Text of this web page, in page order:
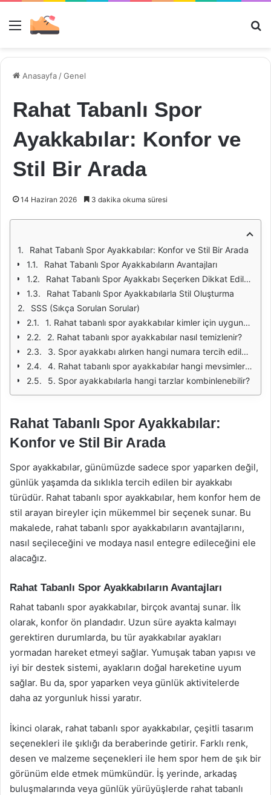
Menü
Anasayfa /Genel
Rahat Tabanlı Spor
Ayakkabılar: Konfor ve
Stil Bir Arada
14 Haziran 2026 3 dakika okuma süresi
Rahat Tabanlı Spor Ayakkabılar: Konfor ve Stil Bir Arada
Rahat Tabanlı Spor Ayakkabıların Avantajları
Rahat Tabanlı Spor Ayakkabı Seçerken Dikkat Edilmesi Gerekenler
Rahat Tabanlı Spor Ayakkabılarla Stil Oluşturma
SSS (Sıkça Sorulan Sorular)
1. Rahat tabanlı spor ayakkabılar kimler için uygundur?
2. Rahat tabanlı spor ayakkabılar nasıl temizlenir?
3. Spor ayakkabı alırken hangi numara tercih edilmelidir?
4. Rahat tabanlı spor ayakkabılar hangi mevsimlerde giyilebilir?
5. Spor ayakkabılarla hangi tarzlar kombinlenebilir?
Rahat Tabanlı Spor Ayakkabılar:
Konfor ve Stil Bir Arada
Spor ayakkabılar, günümüzde sadece spor yaparken değil,
günlük yaşamda da sıklıkla tercih edilen bir ayakkabı
türüdür. Rahat tabanlı spor ayakkabılar, hem konfor hem de
stil arayan bireyler için mükemmel bir seçenek sunar. Bu
makalede, rahat tabanlı spor ayakkabıların avantajlarını,
nasıl seçileceğini ve modaya nasıl entegre edileceğini ele
alacağız.
Rahat Tabanlı Spor Ayakkabıların Avantajları
Rahat tabanlı spor ayakkabılar, birçok avantaj sunar. İlk
olarak, konfor ön plandadır. Uzun süre ayakta kalmayı
gerektiren durumlarda, bu tür ayakkabılar ayakları
yormadan hareket etmeyi sağlar. Yumuşak taban yapısı ve
iyi bir destek sistemi, ayakların doğal hareketine uyum
sağlar. Bu da, spor yaparken veya günlük aktivitelerde
daha az yorgunluk hissi yaratır.
İkinci olarak, rahat tabanlı spor ayakkabılar, çeşitli tasarım
seçenekleri ile şıklığı da beraberinde getirir. Farklı renk,
desen ve malzeme seçenekleri ile hem spor hem de şık bir
görünüm elde etmek mümkündür. İş yerinde, arkadaş
buluşmalarında veya günlük yürüyüşlerde rahat tabanlı